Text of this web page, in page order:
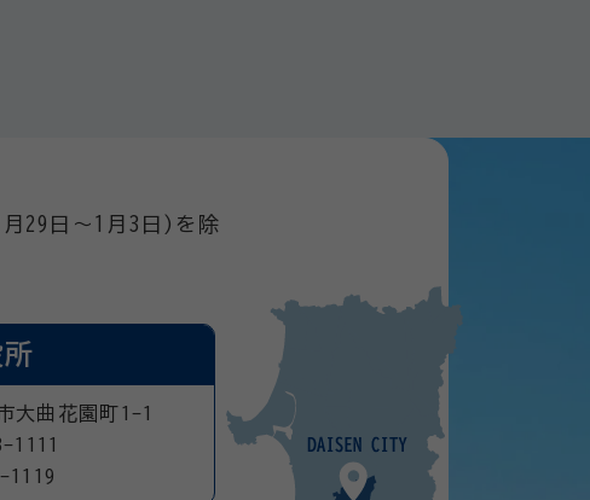
29日～1月3日)を除
大曲花園町1-1
1111
1119